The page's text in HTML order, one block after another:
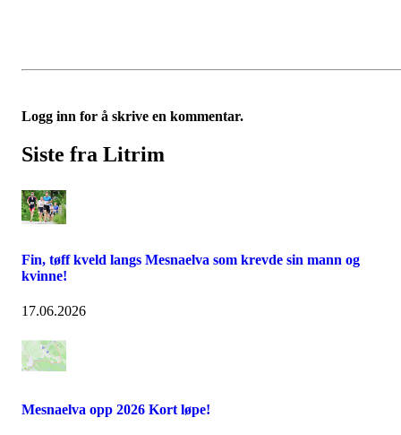
Logg inn for å skrive en kommentar.
Siste fra Litrim
Fin, tøff kveld langs Mesnaelva som krevde sin mann og
kvinne!
17.06.2026
Mesnaelva opp 2026 Kort løpe!